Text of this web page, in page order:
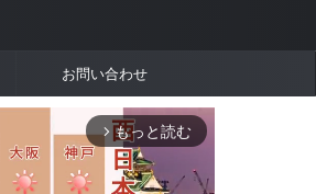
お問い合わせ
arrow_forward_ios もっと読む